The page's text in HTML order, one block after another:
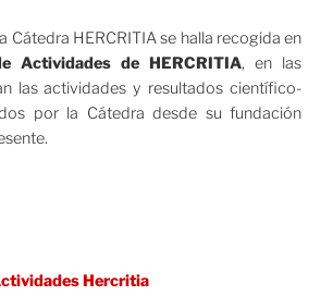
Cátedra HERCRITIA se halla recogida en
Actividades de HERCRITIA, en las
las actividades y resultados científico-
por la Cátedra desde su fundación
Hercritia